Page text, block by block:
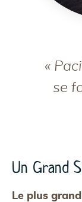
«
se
Un Grand
Le plus